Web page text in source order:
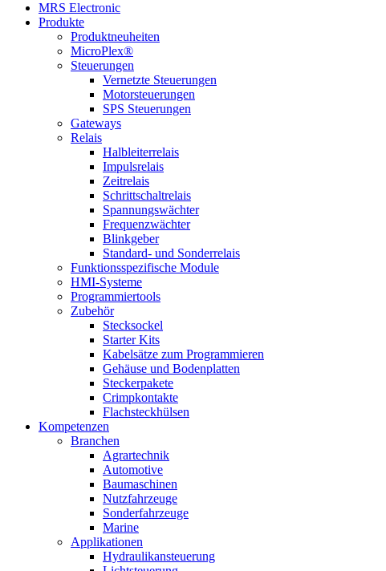
MRS Electronic
Produkte
Produktneuheiten
MicroPlex®
Steuerungen
Vernetzte Steuerungen
Motorsteuerungen
SPS Steuerungen
Gateways
Relais
Halbleiterrelais
Impulsrelais
Zeitrelais
Schrittschaltrelais
Spannungswächter
Frequenzwächter
Blinkgeber
Standard- und Sonderrelais
Funktionsspezifische Module
HMI-Systeme
Programmiertools
Zubehör
Stecksockel
Starter Kits
Kabelsätze zum Programmieren
Gehäuse und Bodenplatten
Steckerpakete
Crimpkontakte
Flachsteckhülsen
Kompetenzen
Branchen
Agrartechnik
Automotive
Baumaschinen
Nutzfahrzeuge
Sonderfahrzeuge
Marine
Applikationen
Hydraulikansteuerung